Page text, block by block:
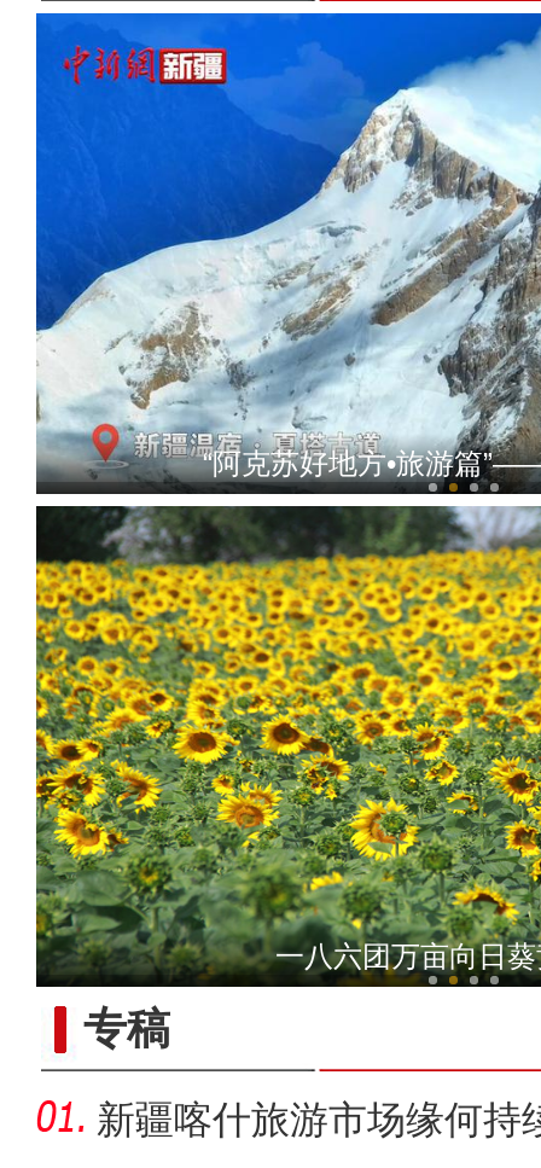
十二师360°全景游丨极限视
共享文化盛宴 共话兵地融合
壮观！新疆兵团“麦
专稿
新疆喀什旅游市场缘何持